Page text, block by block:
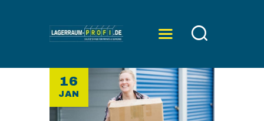
ÜBER UNS
SERVICE
16
JAN